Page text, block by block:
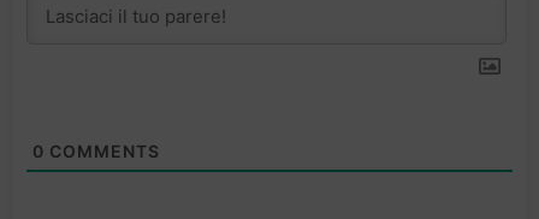
0 COMMENTS